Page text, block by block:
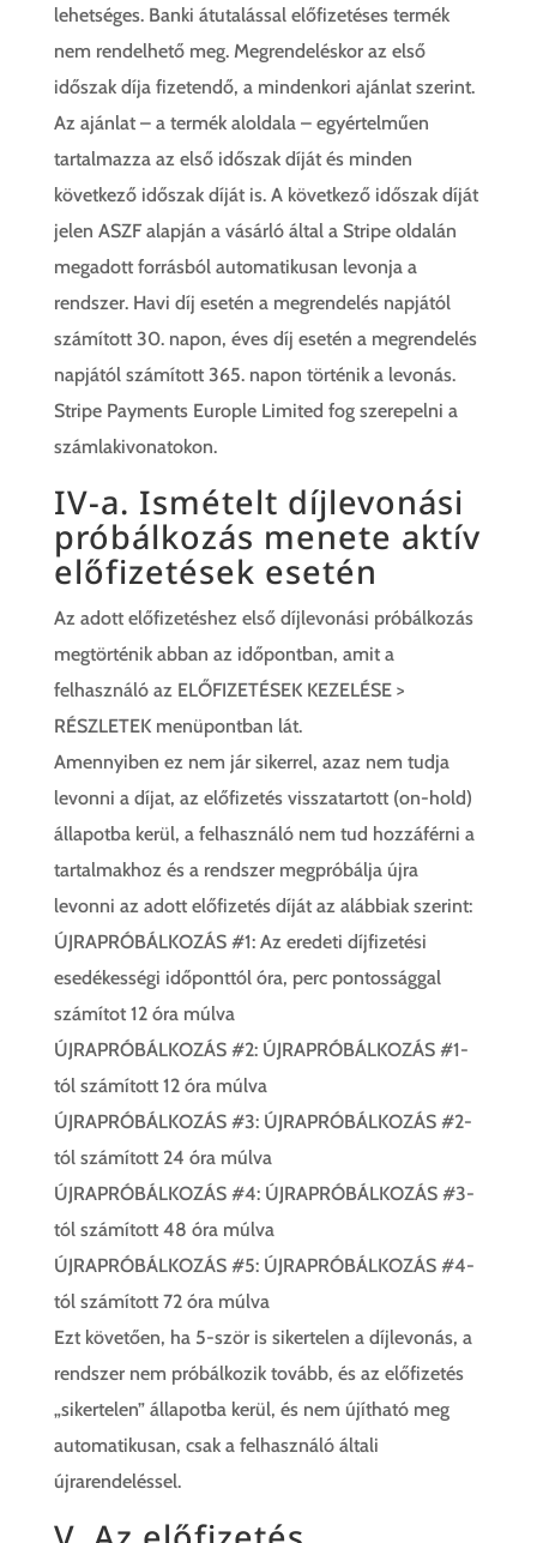
lehetséges. Banki átutalással előfizetéses termék
nem rendelhető meg. Megrendeléskor az első
időszak díja fizetendő, a mindenkori ajánlat szerint.
Az ajánlat – a termék aloldala – egyértelműen
tartalmazza az első időszak díját és minden
következő időszak díját is. A következő időszak díját
jelen ASZF alapján a vásárló által a Stripe oldalán
megadott forrásból automatikusan levonja a
rendszer. Havi díj esetén a megrendelés napjától
számított 30. napon, éves díj esetén a megrendelés
napjától számított 365. napon történik a levonás.
Stripe Payments Europle Limited fog szerepelni a
számlakivonatokon.
IV-a. Ismételt díjlevonási
próbálkozás menete aktív
előfizetések esetén
Az adott előfizetéshez első díjlevonási próbálkozás
megtörténik abban az időpontban, amit a
felhasználó az ELŐFIZETÉSEK KEZELÉSE >
RÉSZLETEK menüpontban lát.
Amennyiben ez nem jár sikerrel, azaz nem tudja
levonni a díjat, az előfizetés visszatartott (on-hold)
állapotba kerül, a felhasználó nem tud hozzáférni a
tartalmakhoz és a rendszer megpróbálja újra
levonni az adott előfizetés díját az alábbiak szerint:
ÚJRAPRÓBÁLKOZÁS #1: Az eredeti díjfizetési
esedékességi időponttól óra, perc pontossággal
számítot 12 óra múlva
ÚJRAPRÓBÁLKOZÁS #2: ÚJRAPRÓBÁLKOZÁS #1-
tól számított 12 óra múlva
ÚJRAPRÓBÁLKOZÁS #3: ÚJRAPRÓBÁLKOZÁS #2-
tól számított 24 óra múlva
ÚJRAPRÓBÁLKOZÁS #4: ÚJRAPRÓBÁLKOZÁS #3-
tól számított 48 óra múlva
ÚJRAPRÓBÁLKOZÁS #5: ÚJRAPRÓBÁLKOZÁS #4-
tól számított 72 óra múlva
Ezt követően, ha 5-ször is sikertelen a díjlevonás, a
rendszer nem próbálkozik tovább, és az előfizetés
„sikertelen” állapotba kerül, és nem újítható meg
automatikusan, csak a felhasználó általi
újrarendeléssel.